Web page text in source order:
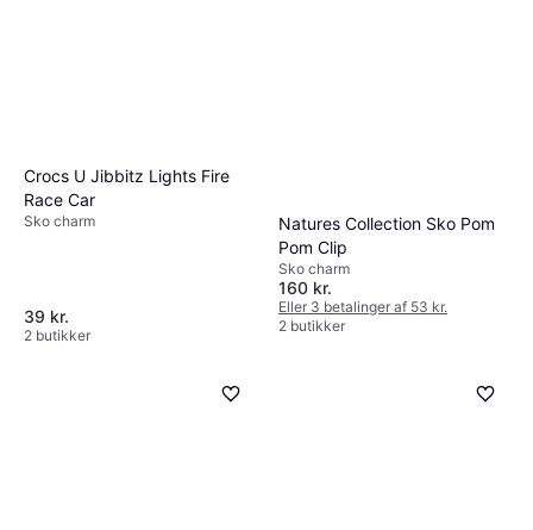
Crocs U Jibbitz Lights Fire
Race Car
Sko charm
39 kr.
2 butikker
Natures Collection Sko Pom
Pom Clip
Sko charm
160 kr.
Eller 3 betalinger af 53 kr.
2 butikker